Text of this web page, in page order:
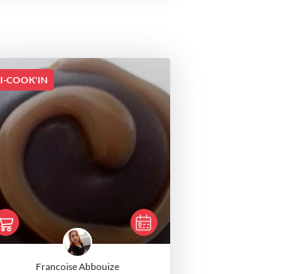
I-COOK'IN
Francoise Abbouize